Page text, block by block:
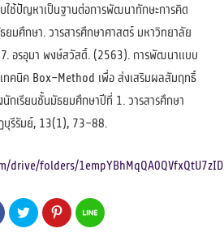
ใช้ปัญหาเป็นฐานต่อการพัฒนาทักษะการคิด
ยมศึกษา. วารสารศึกษาศาสตร์ มหาวิทยาลัย
อรอุมา พงษ์สวัสดิ์. (2563). การพัฒนาแบบ
คนิค Box–Method เพื่อ ส่งเสริมผลสัมฤทธิ์
นักเรียนชั้นมัธยมศึกษาปีที่ 1. วารสารศึกษา
บุรีรัมย์, 13(1), 73–88.
folders/